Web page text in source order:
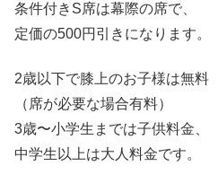
条件付きS席は幕際の席で、
定価の500円引きになります。
2歳以下で膝上のお子様は無料
（席が必要な場合有料）
3歳〜小学生までは子供料金、
中学生以上は大人料金です。